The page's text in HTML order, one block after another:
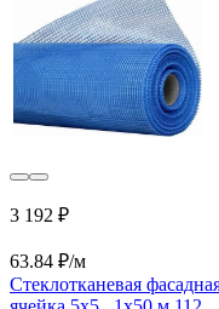
3 192 ₽
63.84 ₽/м
Стеклотканевая